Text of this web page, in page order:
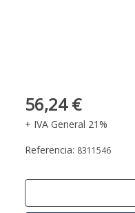
56,24 €
+ IVA General 21%
Referencia: 8311546